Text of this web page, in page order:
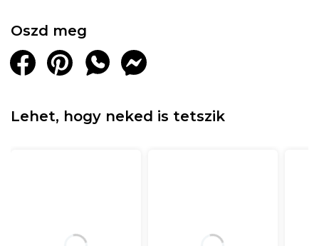
Oszd meg
Lehet, hogy neked is tetszik